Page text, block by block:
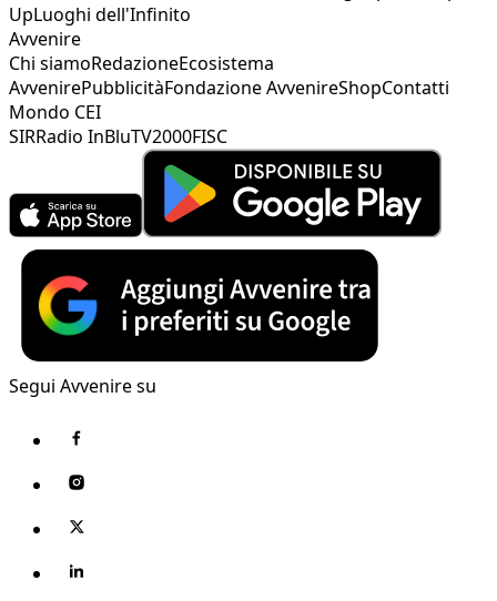
UpLuoghi dell'Infinito
Avvenire
Chi siamoRedazioneEcosistema
AvvenirePubblicitàFondazione AvvenireShopContatti
Mondo CEI
SIRRadio InBluTV2000FISC
Segui Avvenire su